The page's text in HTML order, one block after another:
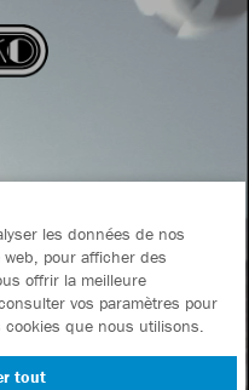
les données de nos
pour afficher des
offrir la meilleure
vos paramètres pour
que nous utilisons.
tout